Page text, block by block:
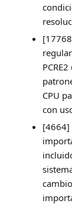
CPU
con
[4664]